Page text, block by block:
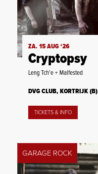
ZA. 15 AUG ‘26
Cryptopsy
Leng Tch'e + Malfested
DVG CLUB, KORTRIJK (B)
TICKETS & INFO
GARAGE ROCK